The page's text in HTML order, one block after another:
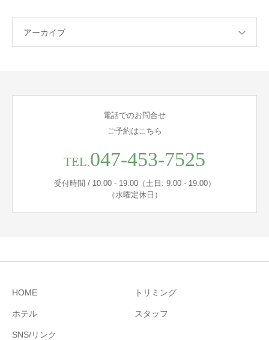
アーカイブ
電話でのお問合せ
ご予約はこちら
TEL.047-453-7525
受付時間 / 10:00 - 19:00（土日: 9:00 - 19:00）
（水曜定休日）
HOME トリミング
ホテル スタッフ
SNS/リンク